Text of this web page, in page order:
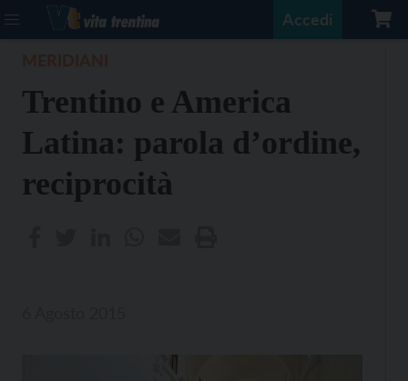
Accedi
Trentino e America
Latina: parola d’ordine,
reciprocità